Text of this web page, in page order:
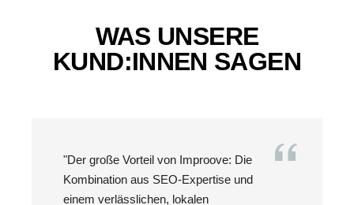
WAS UNSERE
KUND:INNEN SAGEN
"Der große Vorteil von Improove: Die
Kombination aus SEO-Expertise und
einem verlässlichen, lokalen